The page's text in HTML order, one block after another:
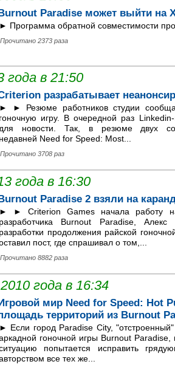
Burnout Paradise может выйти на
► Программа обратной совместимости
Прочитано 2373 раза
года в 21:50
разрабатывает
► ► Резюме работников студии
гоночную игру. В очередной раз
для новости. Так, в резюме двух
недавней Need for Speed: Most...
Прочитано 3708 раз
года в 16:30
Burnout Paradise 2 взяли на
► ► Criterion Games начала работу
разработчика Burnout Paradise,
разработки продолжения райской
пост, где спрашивал о том,...
Прочитано 8882 раза
года в 16:34
Игровой мир Need for Speed: Hot
территорий из Burnout
► Если город Paradise City,
гоночной игры Burnout
попытается исправить
все тех же...